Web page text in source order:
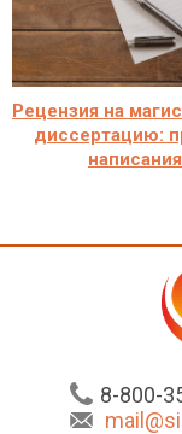
Рецензия на
диссертацию:
написания
8-800-